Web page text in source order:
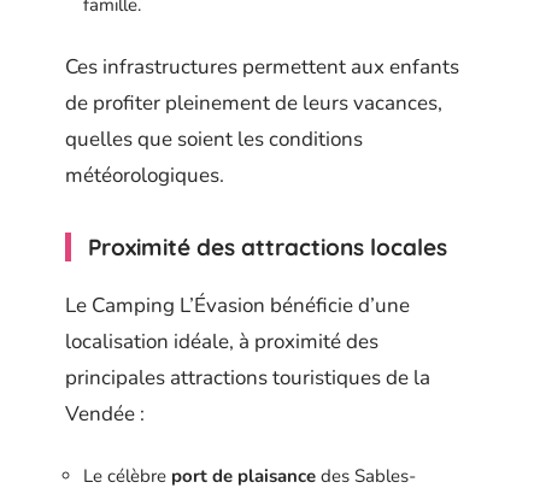
famille.
Ces infrastructures permettent aux enfants
de profiter pleinement de leurs vacances,
quelles que soient les conditions
météorologiques.
Proximité des attractions locales
Le Camping L’Évasion bénéficie d’une
localisation idéale, à proximité des
principales attractions touristiques de la
Vendée :
Le célèbre port de plaisance des Sables-